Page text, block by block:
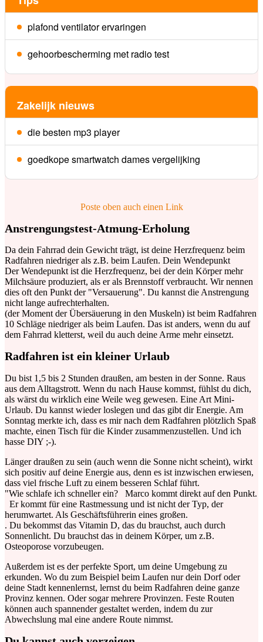
plafond ventilator ervaringen
gehoorbescherming met radio test
Zakelijk nieuws
die besten mp3 player
goedkope smartwatch dames vergelijking
Poste oben auch einen Link
Anstrengungstest-Atmung-Erholung
Da dein Fahrrad dein Gewicht trägt, ist deine Herzfrequenz beim
Radfahren niedriger als z.B. beim Laufen. Dein Wendepunkt
Der Wendepunkt ist die Herzfrequenz, bei der dein Körper mehr
Milchsäure produziert, als er als Brennstoff verbraucht. Wir nennen
dies oft den Punkt der "Versauerung". Du kannst die Anstrengung
nicht lange aufrechterhalten.
(der Moment der Übersäuerung in den Muskeln) ist beim Radfahren
10 Schläge niedriger als beim Laufen. Das ist anders, wenn du auf
dem Fahrrad kletterst, weil du auch deine Arme mehr einsetzt.
Radfahren ist ein kleiner Urlaub
Du bist 1,5 bis 2 Stunden draußen, am besten in der Sonne. Raus
aus dem Alltagstrott. Wenn du nach Hause kommst, fühlst du dich,
als wärst du wirklich eine Weile weg gewesen. Eine Art Mini-
Urlaub. Du kannst wieder loslegen und das gibt dir Energie. Am
Sonntag merkte ich, dass es mir nach dem Radfahren plötzlich Spaß
machte, einen Tisch für die Kinder zusammenzustellen. Und ich
hasse DIY ;-).
Länger draußen zu sein (auch wenn die Sonne nicht scheint), wirkt
sich positiv auf deine Energie aus, denn es ist inzwischen erwiesen,
dass viel frische Luft zu einem besseren Schlaf führt.
"Wie schlafe ich schneller ein? Marco kommt direkt auf den Punkt.
Er kommt für eine Rastmessung und ist nicht der Typ, der
herumwartet. Als Geschäftsführerin eines großen.
. Du bekommst das Vitamin D, das du brauchst, auch durch
Sonnenlicht. Du brauchst das in deinem Körper, um z.B.
Osteoporose vorzubeugen.
Außerdem ist es der perfekte Sport, um deine Umgebung zu
erkunden. Wo du zum Beispiel beim Laufen nur dein Dorf oder
deine Stadt kennenlernst, lernst du beim Radfahren deine ganze
Provinz kennen. Oder sogar mehrere Provinzen. Feste Routen
können auch spannender gestaltet werden, indem du zur
Abwechslung mal eine andere Route nimmst.